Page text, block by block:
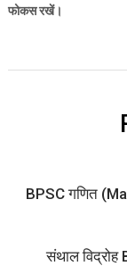
फोकस रखें।
BPSC गणित
संथाल विद्रोह